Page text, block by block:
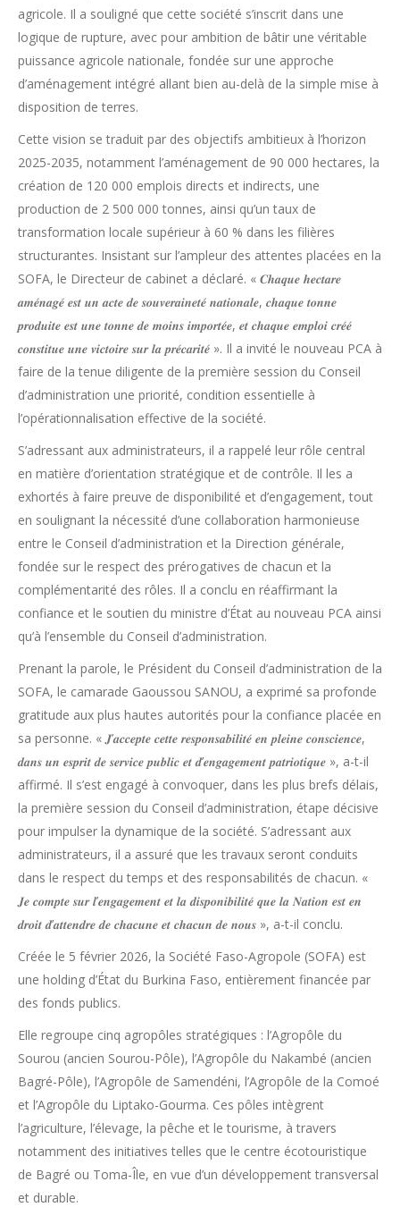
agricole. Il a souligné que cette société s’inscrit dans une
logique de rupture, avec pour ambition de bâtir une véritable
puissance agricole nationale, fondée sur une approche
d’aménagement intégré allant bien au-delà de la simple mise à
disposition de terres.
Cette vision se traduit par des objectifs ambitieux à l’horizon
2025-2035, notamment l’aménagement de 90 000 hectares, la
création de 120 000 emplois directs et indirects, une
production de 2 500 000 tonnes, ainsi qu’un taux de
transformation locale supérieur à 60 % dans les filières
structurantes. Insistant sur l’ampleur des attentes placées en la
SOFA, le Directeur de cabinet a déclaré. « 𝑪𝒉𝒂𝒒𝒖𝒆 𝒉𝒆𝒄𝒕𝒂𝒓𝒆
𝒂𝒎𝒆́𝒏𝒂𝒈𝒆́ 𝒆𝒔𝒕 𝒖𝒏 𝒂𝒄𝒕𝒆 𝒅𝒆 𝒔𝒐𝒖𝒗𝒆𝒓𝒂𝒊𝒏𝒆𝒕𝒆́ 𝒏𝒂𝒕𝒊𝒐𝒏𝒂𝒍𝒆, 𝒄𝒉𝒂𝒒𝒖𝒆 𝒕𝒐𝒏𝒏𝒆
𝒑𝒓𝒐𝒅𝒖𝒊𝒕𝒆 𝒆𝒔𝒕 𝒖𝒏𝒆 𝒕𝒐𝒏𝒏𝒆 𝒅𝒆 𝒎𝒐𝒊𝒏𝒔 𝒊𝒎𝒑𝒐𝒓𝒕𝒆́𝒆, 𝒆𝒕 𝒄𝒉𝒂𝒒𝒖𝒆 𝒆𝒎𝒑𝒍𝒐𝒊 𝒄𝒓𝒆́𝒆́
𝒄𝒐𝒏𝒔𝒕𝒊𝒕𝒖𝒆 𝒖𝒏𝒆 𝒗𝒊𝒄𝒕𝒐𝒊𝒓𝒆 𝒔𝒖𝒓 𝒍𝒂 𝒑𝒓𝒆́𝒄𝒂𝒓𝒊𝒕𝒆́ ». Il a invité le nouveau PCA à
faire de la tenue diligente de la première session du Conseil
d’administration une priorité, condition essentielle à
l’opérationnalisation effective de la société.
S’adressant aux administrateurs, il a rappelé leur rôle central
en matière d’orientation stratégique et de contrôle. Il les a
exhortés à faire preuve de disponibilité et d’engagement, tout
en soulignant la nécessité d’une collaboration harmonieuse
entre le Conseil d’administration et la Direction générale,
fondée sur le respect des prérogatives de chacun et la
complémentarité des rôles. Il a conclu en réaffirmant la
confiance et le soutien du ministre d’État au nouveau PCA ainsi
qu’à l’ensemble du Conseil d’administration.
Prenant la parole, le Président du Conseil d’administration de la
SOFA, le camarade Gaoussou SANOU, a exprimé sa profonde
gratitude aux plus hautes autorités pour la confiance placée en
sa personne. « 𝑱’𝒂𝒄𝒄𝒆𝒑𝒕𝒆 𝒄𝒆𝒕𝒕𝒆 𝒓𝒆𝒔𝒑𝒐𝒏𝒔𝒂𝒃𝒊𝒍𝒊𝒕𝒆́ 𝒆𝒏 𝒑𝒍𝒆𝒊𝒏𝒆 𝒄𝒐𝒏𝒔𝒄𝒊𝒆𝒏𝒄𝒆,
𝒅𝒂𝒏𝒔 𝒖𝒏 𝒆𝒔𝒑𝒓𝒊𝒕 𝒅𝒆 𝒔𝒆𝒓𝒗𝒊𝒄𝒆 𝒑𝒖𝒃𝒍𝒊𝒄 𝒆𝒕 𝒅’𝒆𝒏𝒈𝒂𝒈𝒆𝒎𝒆𝒏𝒕 𝒑𝒂𝒕𝒓𝒊𝒐𝒕𝒊𝒒𝒖𝒆 », a-t-il
affirmé. Il s’est engagé à convoquer, dans les plus brefs délais,
la première session du Conseil d’administration, étape décisive
pour impulser la dynamique de la société. S’adressant aux
administrateurs, il a assuré que les travaux seront conduits
dans le respect du temps et des responsabilités de chacun. «
𝑱𝒆 𝒄𝒐𝒎𝒑𝒕𝒆 𝒔𝒖𝒓 𝒍’𝒆𝒏𝒈𝒂𝒈𝒆𝒎𝒆𝒏𝒕 𝒆𝒕 𝒍𝒂 𝒅𝒊𝒔𝒑𝒐𝒏𝒊𝒃𝒊𝒍𝒊𝒕𝒆́ 𝒒𝒖𝒆 𝒍𝒂 𝑵𝒂𝒕𝒊𝒐𝒏 𝒆𝒔𝒕 𝒆𝒏
𝒅𝒓𝒐𝒊𝒕 𝒅’𝒂𝒕𝒕𝒆𝒏𝒅𝒓𝒆 𝒅𝒆 𝒄𝒉𝒂𝒄𝒖𝒏𝒆 𝒆𝒕 𝒄𝒉𝒂𝒄𝒖𝒏 𝒅𝒆 𝒏𝒐𝒖𝒔 », a-t-il conclu.
Créée le 5 février 2026, la Société Faso-Agropole (SOFA) est
une holding d’État du Burkina Faso, entièrement financée par
des fonds publics.
Elle regroupe cinq agropôles stratégiques : l’Agropôle du
Sourou (ancien Sourou-Pôle), l’Agropôle du Nakambé (ancien
Bagré-Pôle), l’Agropôle de Samendéni, l’Agropôle de la Comoé
et l’Agropôle du Liptako-Gourma. Ces pôles intègrent
l’agriculture, l’élevage, la pêche et le tourisme, à travers
notamment des initiatives telles que le centre écotouristique
de Bagré ou Toma-Île, en vue d’un développement transversal
et durable.